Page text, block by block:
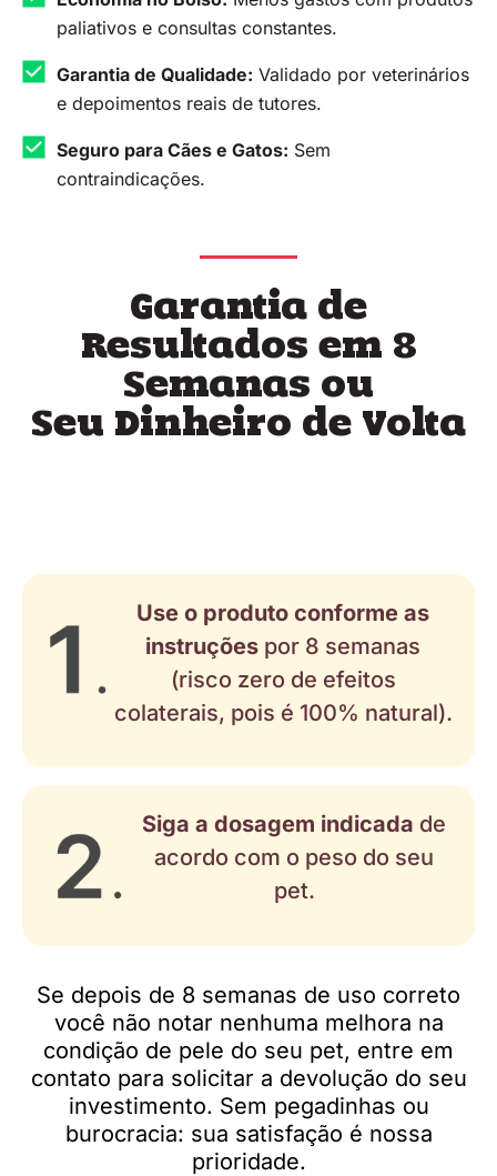
paliativos e consultas constantes.
Garantia de Qualidade: Validado por veterinários
e depoimentos reais de tutores.
Seguro para Cães e Gatos: Sem
contraindicações.
Garantia de
Resultados em 8
Semanas ou
Seu Dinheiro de Volta
Use o produto conforme as
instruções por 8 semanas
(risco zero de efeitos
colaterais, pois é 100% natural).
Siga a dosagem indicada de
acordo com o peso do seu
pet.
Se depois de 8 semanas de uso correto
você não notar nenhuma melhora na
condição de pele do seu pet, entre em
contato para solicitar a devolução do seu
investimento. Sem pegadinhas ou
burocracia: sua satisfação é nossa
prioridade.